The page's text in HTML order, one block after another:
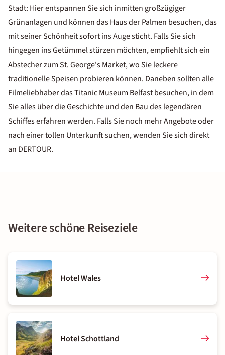
Stadt: Hier entspannen Sie sich inmitten großzügiger
Grünanlagen und können das Haus der Palmen besuchen, das
mit seiner Schönheit sofort ins Auge sticht. Falls Sie sich
hingegen ins Getümmel stürzen möchten, empfiehlt sich ein
Abstecher zum St. George's Market, wo Sie leckere
traditionelle Speisen probieren können. Daneben sollten alle
Filmeliebhaber das Titanic Museum Belfast besuchen, in dem
Sie alles über die Geschichte und den Bau des legendären
Schiffes erfahren werden. Falls Sie noch mehr Angebote oder
nach einer tollen Unterkunft suchen, wenden Sie sich direkt
an DERTOUR.
Weitere schöne Reiseziele
Hotel Wales
Hotel Schottland